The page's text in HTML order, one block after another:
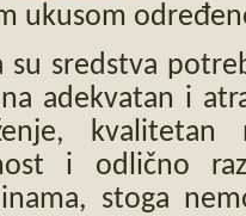
ukusom
sredstva
adekvatan i
i odlično
stoga